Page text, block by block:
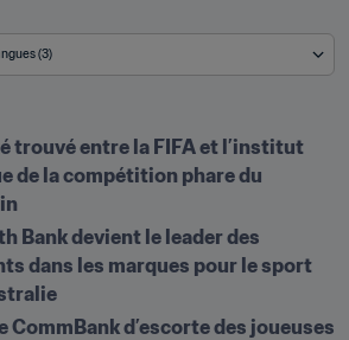
(3)
trouvé entre la FIFA et l’institut
de la compétition phare du
Bank devient le leader des
dans les marques pour le sport
CommBank d’escorte des joueuses